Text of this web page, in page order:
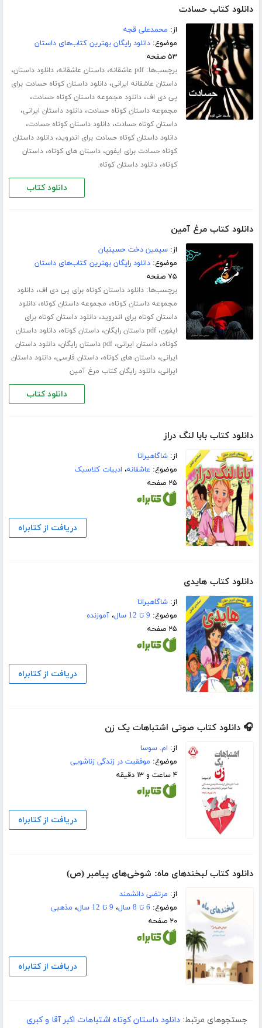
دانلود کتاب حسادت
از: محمدعلی قجه
موضوع:دانلود رایگان بهترین کتاب‌های داستان
۵۳ صفحه
برچسب‌ها:pdf عاشقانه ،داستان عاشقانه،دانلود داستان،
داستان عاشقانه ایرانی،دانلود داستان کوتاه حسادت برای
پی دی اف،دانلود مجموعه داستان کوتاه حسادت،
مجموعه داستان کوتاه حسادت،دانلود داستان ایرانی،
داستان کوتاه حسادت،دانلود داستان کوتاه حسادت،
دانلود داستان کوتاه حسادت برای اندروید،دانلود داستان
کوتاه حسادت برای ایفون،داستان های کوتاه،داستان
کوتاه،دانلود داستان کوتاه
دانلود کتاب
دانلود کتاب مرغ آمین
از:سیمین دخت حسینیان
موضوع:دانلود رایگان بهترین کتاب‌های داستان
۷۵ صفحه
برچسب‌ها:دانلود داستان کوتاه برای پی دی اف،دانلود
مجموعه داستان کوتاه، مجموعه داستان کوتاه،دانلود
داستان کوتاه برای اندروید،دانلود داستان کوتاه برای
ایفون،pdf داستان رایگان ،داستان کوتاه،دانلود داستان
کوتاه،داستان ایرانی،pdf داستان رایگان ،دانلود داستان
ایرانی،داستان های کوتاه،داستان فارسی،دانلود داستان
ایرانی،دانلود رایگان کتاب مرغ آمین
دانلود کتاب
دانلود کتاب بابا لنگ دراز
از:شاگاهیراتا
موضوع: عاشقانه، ادبیات کلاسیک
۲۵ صفحه
دریافت از کتابراه
دانلود کتاب هایدی
از:شاگاهیراتا
موضوع: 9 تا 12 سال ،آموزنده
۲۵ صفحه
دریافت از کتابراه
🎧 دانلود کتاب صوتی اشتباهات یک زن
از: ام. سوسا
موضوع: موفقیت در زندگی زناشویی
۴ ساعت و ۱۳ دقیقه
دریافت از کتابراه
دانلود کتاب لبخندهای ماه: شوخی‌های پیامبر (ص)
از: مرتضی دانشمند
موضوع: 6 تا 8 سال ، 9 تا 12 سال ، مذهبی
۲۰ صفحه
دریافت از کتابراه
جستجوهای مرتبط: دانلود داستان کوتاه اشتباهات اکبر آقا و کبری